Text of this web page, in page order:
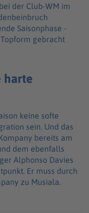
der Club-WM im
Saisonphase -
gebracht
harte
keine softe
sein. Und das
bereits am
dem ebenfalls
Alphonso Davies
Er muss durch
zu Musiala.